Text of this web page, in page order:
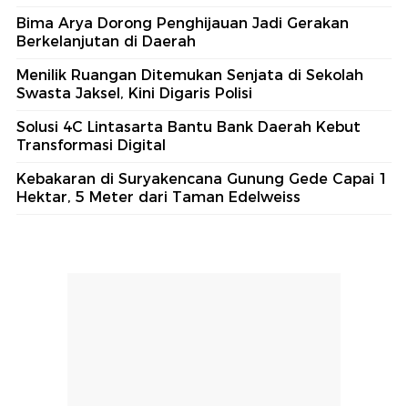
Bima Arya Dorong Penghijauan Jadi Gerakan
Berkelanjutan di Daerah
Menilik Ruangan Ditemukan Senjata di Sekolah
Swasta Jaksel, Kini Digaris Polisi
Solusi 4C Lintasarta Bantu Bank Daerah Kebut
Transformasi Digital
Kebakaran di Suryakencana Gunung Gede Capai 1
Hektar, 5 Meter dari Taman Edelweiss